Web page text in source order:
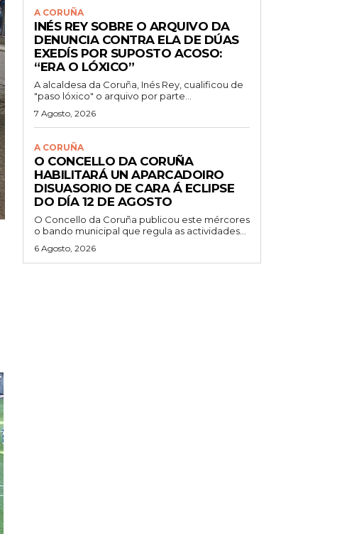
A CORUÑA
INÉS REY SOBRE O ARQUIVO DA
DENUNCIA CONTRA ELA DE DÚAS
EXEDÍS POR SUPOSTO ACOSO:
“ERA O LÓXICO”
A alcaldesa da Coruña, Inés Rey, cualificou de
"paso lóxico" o arquivo por parte...
7 Agosto, 2026
A CORUÑA
O CONCELLO DA CORUÑA
HABILITARÁ UN APARCADOIRO
DISUASORIO DE CARA Á ECLIPSE
DO DÍA 12 DE AGOSTO
O Concello da Coruña publicou este mércores
o bando municipal que regula as actividades...
6 Agosto, 2026